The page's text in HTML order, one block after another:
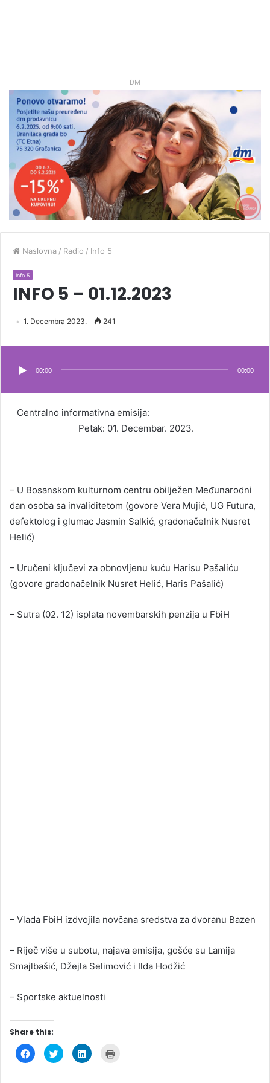
DM
Naslovna / Radio / Info 5
Info 5
INFO 5 – 01.12.2023
1. Decembra 2023. 241
Audio
00:00 00:00
Centralno informativna emisija:
Petak: 01. Decembar. 2023.
– U Bosanskom kulturnom centru obilježen Međunarodni
dan osoba sa invaliditetom (govore Vera Mujić, UG Futura,
defektolog i glumac Jasmin Salkić, gradonačelnik Nusret
Helić)
– Uručeni ključevi za obnovljenu kuću Harisu Pašaliću
(govore gradonačelnik Nusret Helić, Haris Pašalić)
– Sutra (02. 12) isplata novembarskih penzija u FbiH
– Vlada FbiH izdvojila novčana sredstva za dvoranu Bazen
– Riječ više u subotu, najava emisija, gošće su Lamija
Smajlbašić, Džejla Selimović i Ilda Hodžić
– Sportske aktuelnosti
Share this:
C
l
C
l
C
l